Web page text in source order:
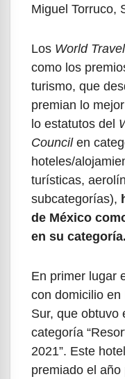
Miguel Torruco,
Los World
como los
turismo, que
premian lo
lo estatutos del
Council en
hoteles/
turísticas,
subcategorías),
de México
en su categoría.
En primer lugar
con domicilio
Sur, que obtuvo
categoría
2021”. Este
premiado el